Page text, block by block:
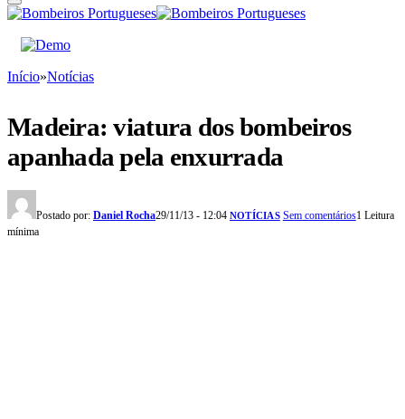
Início»Notícias
Madeira: viatura dos bombeiros
apanhada pela enxurrada
Postado por: Daniel Rocha29/11/13 - 12:04 NOTÍCIAS Sem comentários1 Leitura
mínima